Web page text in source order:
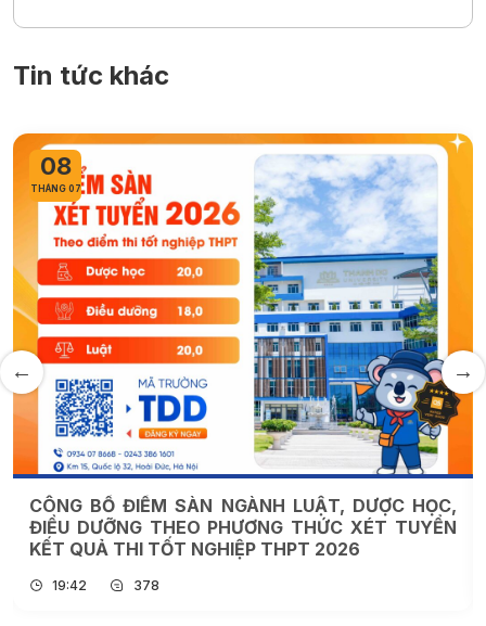
Tin tức khác
07
THÁNG 07
TRƯỜNG ĐẠI HỌC THÀNH ĐÔ ĐỒNG HÀNH CÙNG
2K8 TẠI NGÀY HỘI LỰA CHỌN NGUYỆN VỌNG
2026
09:22